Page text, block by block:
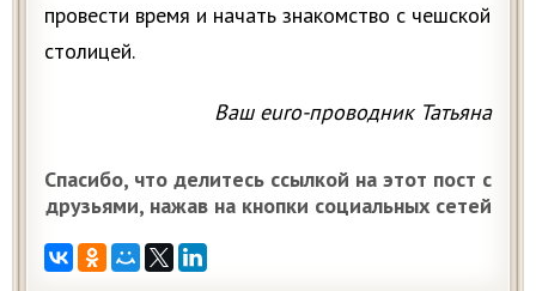
провести время и начать знакомство с чешской
столицей.
Ваш euro-проводник Татьяна
Спасибо, что делитесь ссылкой на этот пост с
друзьями, нажав на кнопки социальных сетей